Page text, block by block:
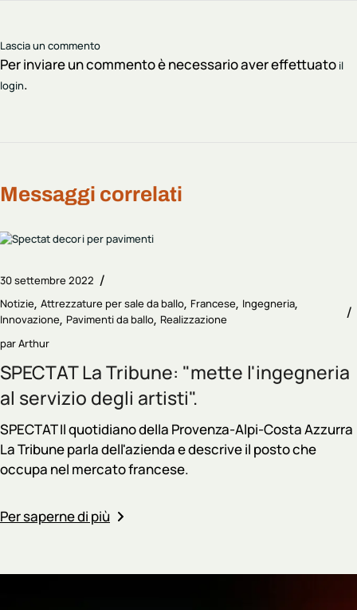
Lascia un commento
Per inviare un commento è necessario aver effettuato il
login.
Messaggi correlati
30 settembre 2022
Notizie Attrezzature per sale da ballo Francese Ingegneria
Innovazione Pavimenti da ballo Realizzazione
parArthur
SPECTAT La Tribune: "mette l'ingegneria
al servizio degli artisti".
SPECTAT Il quotidiano della Provenza-Alpi-Costa Azzurra
La Tribune parla dell'azienda e descrive il posto che
occupa nel mercato francese.
Per saperne di più